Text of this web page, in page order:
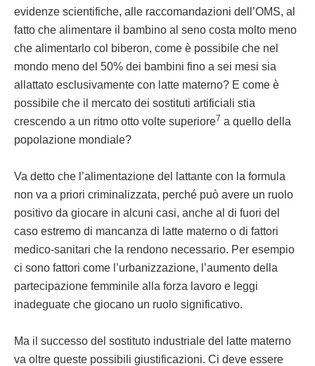
evidenze scientifiche, alle raccomandazioni dell’OMS, al
fatto che alimentare il bambino al seno costa molto meno
che alimentarlo col biberon, come è possibile che nel
mondo meno del 50% dei bambini fino a sei mesi sia
allattato esclusivamente con latte materno? E come è
possibile che il mercato dei sostituti artificiali stia
crescendo a un ritmo otto volte superiore7 a quello della
popolazione mondiale?
Va detto che l’alimentazione del lattante con la formula
non va a priori criminalizzata, perché può avere un ruolo
positivo da giocare in alcuni casi, anche al di fuori del
caso estremo di mancanza di latte materno o di fattori
medico-sanitari che la rendono necessario. Per esempio
ci sono fattori come l’urbanizzazione, l’aumento della
partecipazione femminile alla forza lavoro e leggi
inadeguate che giocano un ruolo significativo.
Ma il successo del sostituto industriale del latte materno
va oltre queste possibili giustificazioni. Ci deve essere